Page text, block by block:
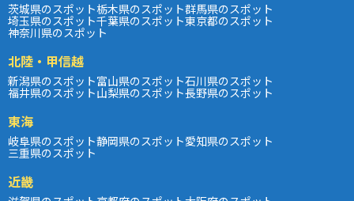
茨城県のスポット栃木県のスポット群馬県のスポット
埼玉県のスポット千葉県のスポット東京都のスポット
神奈川県のスポット
北陸・甲信越
新潟県のスポット富山県のスポット石川県のスポット
福井県のスポット山梨県のスポット長野県のスポット
東海
岐阜県のスポット静岡県のスポット愛知県のスポット
三重県のスポット
近畿